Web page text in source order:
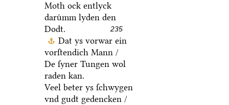
Moth ock entlyck
daruͤmm lyden den
Dodt.
235
Dat ys vorwar ein
vorſtendich Mann /
De ſyner Tungen wol
raden kan.
Veel beter ys ſchwygen
vnd gudt gedencken /